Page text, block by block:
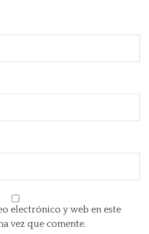
electrónico y web en este
vez que comente.